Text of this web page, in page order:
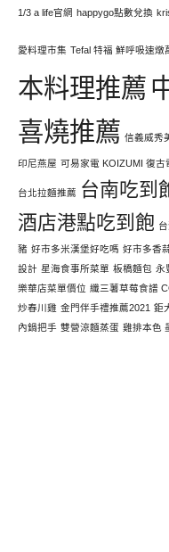
1/3 a life官網 happygo點數兌換
愛料理市集 Tefal 特福 鮮呼吸速燉
本料理推薦
喜燒推薦 信義威秀
印尼燕屋 可易家電 KOIZUMI 復古
台北拉麵推薦 台南吃到
酒店港點吃到飽
豬 好市多米漢堡好吃嗎 好市多香
設計 星海食事所菜單 板橋麵包 永
樂華店菜單價位 纖三薯草莓食譜
炒春川雞 金門伴手禮推薦2021 鉅
內鍋把手 雙營涼麵蒸蛋 雞排本色